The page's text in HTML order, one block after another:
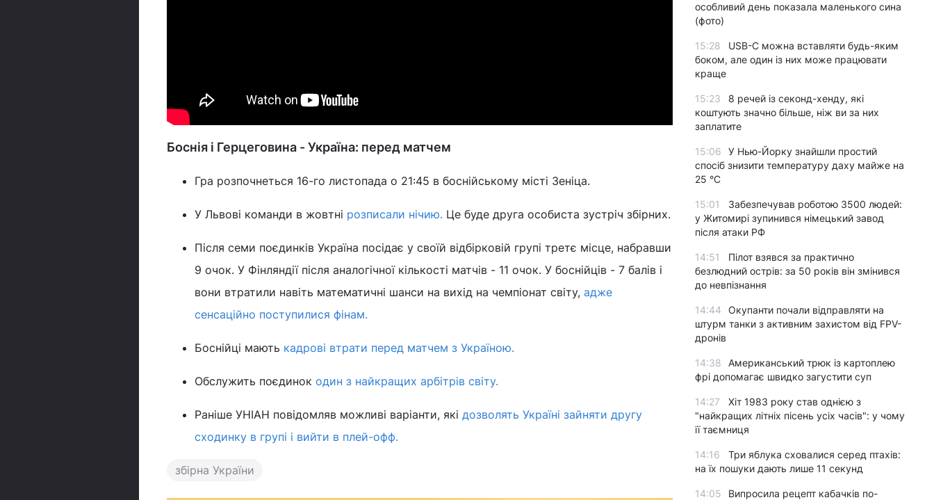
Боснія і Герцеговина - Україна: перед матчем
Гра розпочнеться 16-го листопада о 21:45 в боснійському місті Зеніца.
У Львові команди в жовтні розписали нічию. Це буде друга особиста зустріч збірних.
Після семи поєдинків Україна посідає у своїй відбірковій групі третє місце, набравши
9 очок. У Фінляндії після аналогічної кількості матчів - 11 очок. У боснійців - 7 балів і
вони втратили навіть математичні шанси на вихід на чемпіонат світу, адже
сенсаційно поступилися фінам.
Боснійці мають кадрові втрати перед матчем з Україною.
Обслужить поєдинок один з найкращих арбітрів світу.
Раніше УНІАН повідомляв можливі варіанти, які дозволять Україні зайняти другу
сходинку в групі і вийти в плей-офф.
збірна України
особливий день показала маленького сина
(фото)
15:28
USB-C можна вставляти будь-яким
боком, але один із них може працювати
краще
15:23
8 речей із секонд-хенду, які
коштують значно більше, ніж ви за них
заплатите
15:06
У Нью-Йорку знайшли простий
спосіб знизити температуру даху майже на
25 °C
15:01
Забезпечував роботою 3500 людей:
у Житомирі зупинився німецький завод
після атаки РФ
14:51
Пілот взявся за практично
безлюдний острів: за 50 років він змінився
до невпізнання
14:44
Окупанти почали відправляти на
штурм танки з активним захистом від FPV-
дронів
14:38
Американський трюк із картоплею
фрі допомагає швидко загустити суп
14:27
Хіт 1983 року став однією з
"найкращих літніх пісень усіх часів": у чому
її таємниця
14:16
Три яблука сховалися серед птахів:
на їх пошуки дають лише 11 секунд
14:05
Випросила рецепт кабачків по-